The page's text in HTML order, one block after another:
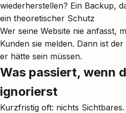
wiederherstellen? Ein Backup,
ein theoretischer Schutz
Wer seine Website nie anfasst,
Kunden sie melden. Dann ist
er hätte sein müssen.
Was passiert, wenn
ignorierst
Kurzfristig oft: nichts